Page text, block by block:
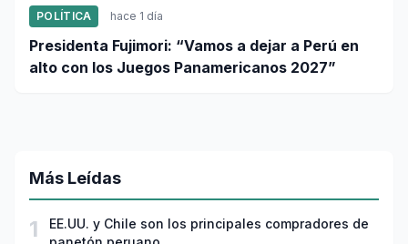
POLÍTICA hace 1 día
Presidenta Fujimori: “Vamos a dejar a Perú en
alto con los Juegos Panamericanos 2027”
Más Leídas
1
EE.UU. y Chile son los principales compradores de